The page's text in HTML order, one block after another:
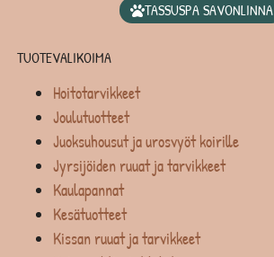
TASSUSPA SAVONLINNA
TUOTEVALIKOIMA
Hoitotarvikkeet
Joulutuotteet
Juoksuhousut ja urosvyöt koirille
Jyrsijöiden ruuat ja tarvikkeet
Kaulapannat
Kesätuotteet
Kissan ruuat ja tarvikkeet